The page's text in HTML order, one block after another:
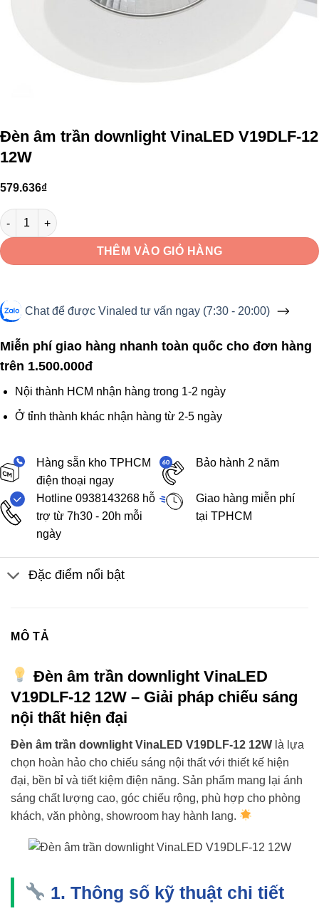
Đèn âm trần downlight VinaLED V19DLF-12
12W
579.636₫
Đèn âm trần downlight VinaLED V19DLF-12 12W số lượng
THÊM VÀO GIỎ HÀNG
Chat để được Vinaled tư vấn ngay (7:30 - 20:00)
Miễn phí giao hàng nhanh toàn quốc cho đơn hàng
trên 1.500.000đ
Nội thành HCM nhận hàng trong 1-2 ngày
Ở tỉnh thành khác nhận hàng từ 2-5 ngày
Hàng sẵn kho TPHCM
điện thoại ngay
Bảo hành 2 năm
Hotline 0938143268 hỗ
trợ từ 7h30 - 20h mỗi
ngày
Giao hàng miễn phí
tại TPHCM
Đặc điểm nổi bật
MÔ TẢ
Đèn âm trần downlight VinaLED
V19DLF-12 12W – Giải pháp chiếu sáng
nội thất hiện đại
Đèn âm trần downlight VinaLED V19DLF-12 12W là lựa
chọn hoàn hảo cho chiếu sáng nội thất với thiết kế hiện
đại, bền bỉ và tiết kiệm điện năng. Sản phẩm mang lại ánh
sáng chất lượng cao, góc chiếu rộng, phù hợp cho phòng
khách, văn phòng, showroom hay hành lang.
1. Thông số kỹ thuật chi tiết